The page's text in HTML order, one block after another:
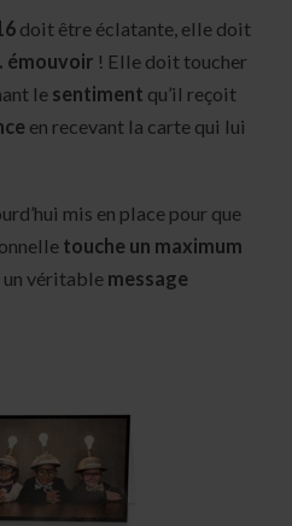
doit être éclatante, elle doit
! Elle doit toucher
le sentiment qu’il reçoit
en recevant la carte qui lui
mis en place pour que
touche un maximum
un véritable message